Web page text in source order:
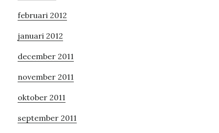
februari 2012
januari 2012
december 2011
november 2011
oktober 2011
september 2011